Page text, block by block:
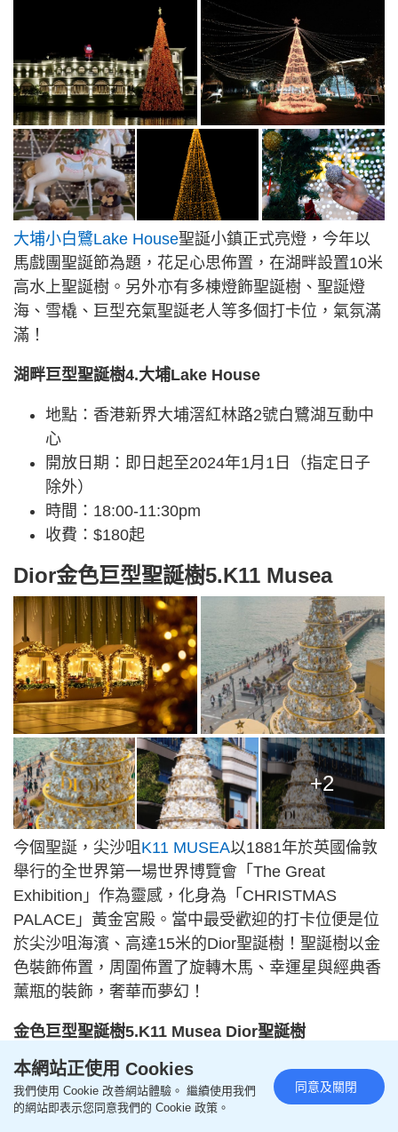
大埔小白鷺Lake House聖誕小鎮正式亮燈，今年以
馬戲團聖誕節為題，花足心思佈置，在湖畔設置10米
高水上聖誕樹。另外亦有多棟燈飾聖誕樹、聖誕燈
海、雪橇、巨型充氣聖誕老人等多個打卡位，氣氛滿
滿！
湖畔巨型聖誕樹4.大埔Lake House
地點：香港新界大埔滘紅林路2號白鷺湖互動中
心
開放日期：即日起至2024年1月1日（指定日子
除外）
時間：18:00-11:30pm
收費：$180起
Dior金色巨型聖誕樹5.K11 Musea
+2
今個聖誕，尖沙咀K11 MUSEA以1881年於英國倫敦
舉行的全世界第一場世界博覽會「The Great
Exhibition」作為靈感，化身為「CHRISTMAS
PALACE」黃金宮殿。當中最受歡迎的打卡位便是位
於尖沙咀海濱、高達15米的Dior聖誕樹！聖誕樹以金
色裝飾佈置，周圍佈置了旋轉木馬、幸運星與經典香
薰瓶的裝飾，奢華而夢幻！
金色巨型聖誕樹5.K11 Musea Dior聖誕樹
日期：2023年11月25日至2024年1月1日
時間：上午10時至晚上10時
本網站正使用 Cookies
我們使用 Cookie 改善網站體驗。 繼續使用我們
的網站即表示您同意我們的 Cookie 政策。
同意及關閉